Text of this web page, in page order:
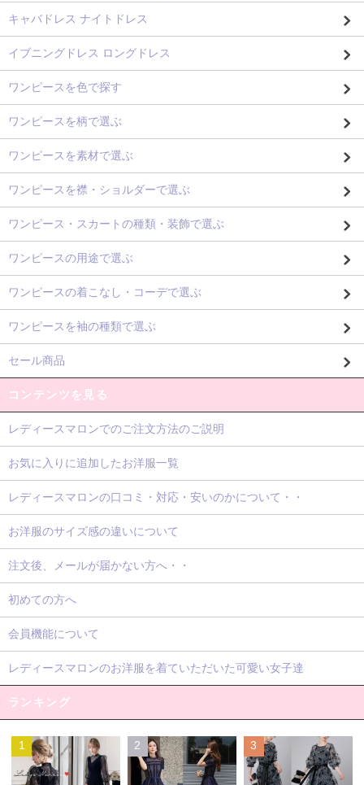
キャバドレス ナイトドレス
イブニングドレス ロングドレス
ワンピースを色で探す
ワンピースを柄で選ぶ
ワンピースを素材で選ぶ
ワンピースを襟・ショルダーで選ぶ
ワンピース・スカートの種類・装飾で選ぶ
ワンピースの用途で選ぶ
ワンピースの着こなし・コーデで選ぶ
ワンピースを袖の種類で選ぶ
セール商品
コンテンツを見る
レディースマロンでのご注文方法のご説明
お気に入りに追加したお洋服一覧
レディースマロンの口コミ・対応・安いのかについて・・
お洋服のサイズ感の違いについて
注文後、メールが届かない方へ・・
初めての方へ
会員機能について
レディースマロンのお洋服を着ていただいた可愛い女子達
ランキング
1 2 3